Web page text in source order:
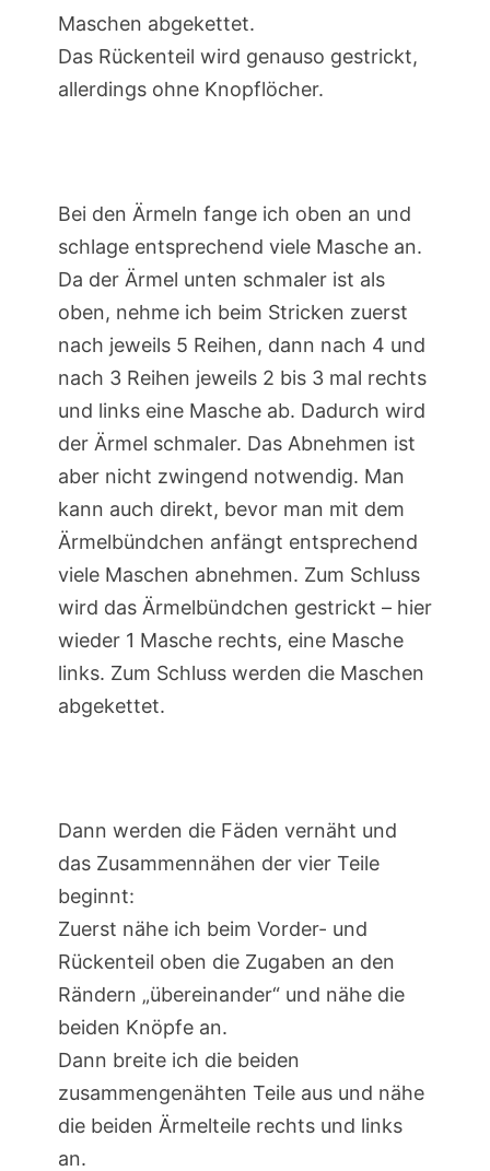
Maschen abgekettet.
Das Rückenteil wird genauso gestrickt,
allerdings ohne Knopflöcher.
Bei den Ärmeln fange ich oben an und
schlage entsprechend viele Masche an.
Da der Ärmel unten schmaler ist als
oben, nehme ich beim Stricken zuerst
nach jeweils 5 Reihen, dann nach 4 und
nach 3 Reihen jeweils 2 bis 3 mal rechts
und links eine Masche ab. Dadurch wird
der Ärmel schmaler. Das Abnehmen ist
aber nicht zwingend notwendig. Man
kann auch direkt, bevor man mit dem
Ärmelbündchen anfängt entsprechend
viele Maschen abnehmen. Zum Schluss
wird das Ärmelbündchen gestrickt – hier
wieder 1 Masche rechts, eine Masche
links. Zum Schluss werden die Maschen
abgekettet.
Dann werden die Fäden vernäht und
das Zusammennähen der vier Teile
beginnt:
Zuerst nähe ich beim Vorder- und
Rückenteil oben die Zugaben an den
Rändern „übereinander“ und nähe die
beiden Knöpfe an.
Dann breite ich die beiden
zusammengenähten Teile aus und nähe
die beiden Ärmelteile rechts und links
an.